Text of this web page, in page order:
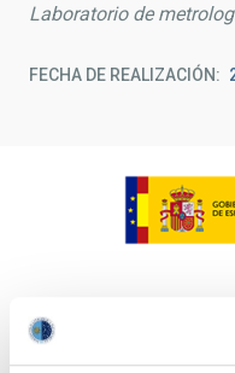
Laboratorio de
FECHA DE REALIZACIÓN